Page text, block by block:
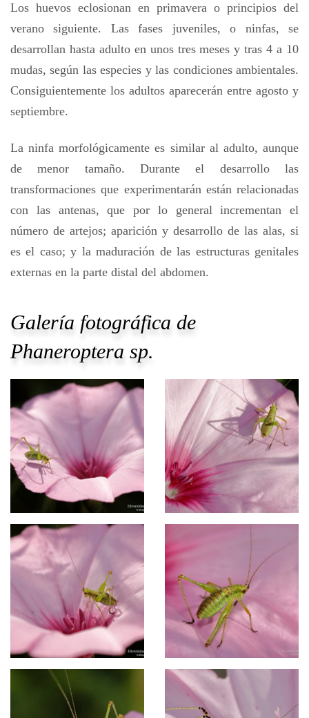
Los huevos eclosionan en primavera o principios del
verano siguiente. Las fases juveniles, o ninfas, se
desarrollan hasta adulto en unos tres meses y tras 4 a 10
mudas, según las especies y las condiciones ambientales.
Consiguientemente los adultos aparecerán entre agosto y
septiembre.
La ninfa morfológicamente es similar al adulto, aunque
de menor tamaño. Durante el desarrollo las
transformaciones que experimentarán están relacionadas
con las antenas, que por lo general incrementan el
número de artejos; aparición y desarrollo de las alas, si
es el caso; y la maduración de las estructuras genitales
externas en la parte distal del abdomen.
Galería fotográfica de
Phaneroptera sp.